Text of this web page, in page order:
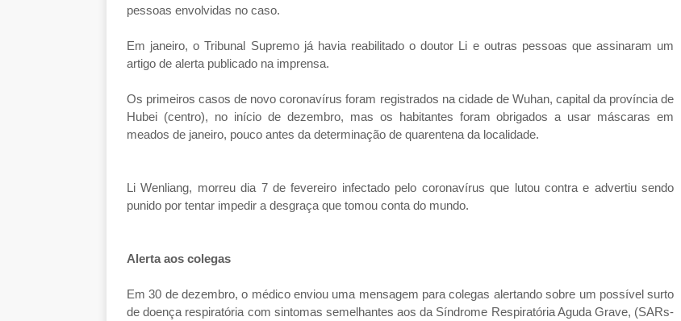
pessoas envolvidas no caso.
Em janeiro, o Tribunal Supremo já havia reabilitado o doutor Li e outras pessoas que assinaram um
artigo de alerta publicado na imprensa.
Os primeiros casos de novo coronavírus foram registrados na cidade de Wuhan, capital da província de
Hubei (centro), no início de dezembro, mas os habitantes foram obrigados a usar máscaras em
meados de janeiro, pouco antes da determinação de quarentena da localidade.
Li Wenliang, morreu dia 7 de fevereiro infectado pelo coronavírus que lutou contra e advertiu sendo
punido por tentar impedir a desgraça que tomou conta do mundo.
Alerta aos colegas
Em 30 de dezembro, o médico enviou uma mensagem para colegas alertando sobre um possível surto
de doença respiratória com sintomas semelhantes aos da Síndrome Respiratória Aguda Grave, (SARs-